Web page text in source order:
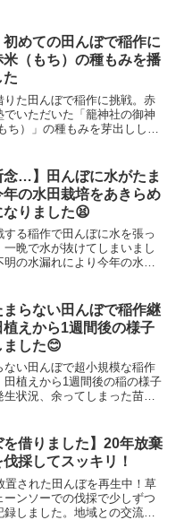
初めての田んぼで稲作に
米（もち）の種もみを播
た
りた田んぼで稲作に挑戦。赤
でいただいた「籠神社の御神
ち）」の種もみを芽出しし、
念…】田んぼに水がたま
年の水田栽培をあきらめ
なりました😫
する稲作で田んぼに水を張っ
一晩で水が抜けてしまいまし
明の水漏れにより今年の水田
まらない田んぼで稲作継
植えから1週間後の様子
ました😊
ない田んぼで超小規模な稲作
田植えから1週間後の稲の様子
生状況、余ってしまった苗の
を借りました】20年放棄
採してスッキリ！
置された田んぼを再生中！草
ーンソーでの伐採で少しずつ
しました。地域との交流も